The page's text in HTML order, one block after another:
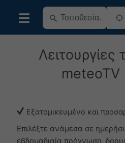
Λειτουργίες
meteoTV
Εξατομικευμένο και
Επιλέξτε ανάμεσα σε
εβδομαδιαία πρόγνωση,